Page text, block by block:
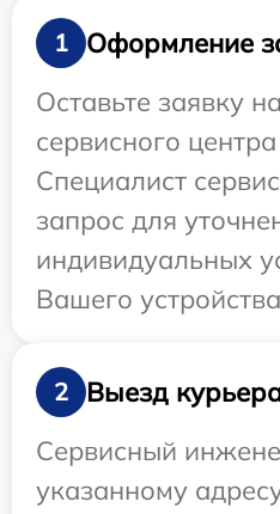
1
Оформление
Оставьте заявку
сервисного
Специалист
запрос для
индивидуальных
Вашего
2
Выезд
Сервисный
указанному